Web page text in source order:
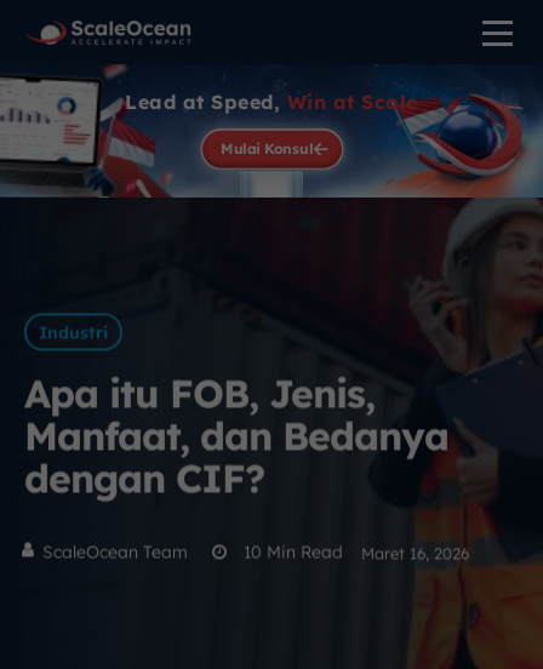
Lead at Speed, Win at Scale
Mulai Konsul
Industri
Apa itu FOB, Jenis,
Manfaat, dan Bedanya
dengan CIF?
ScaleOcean Team 10 Min Read Maret 16, 2026